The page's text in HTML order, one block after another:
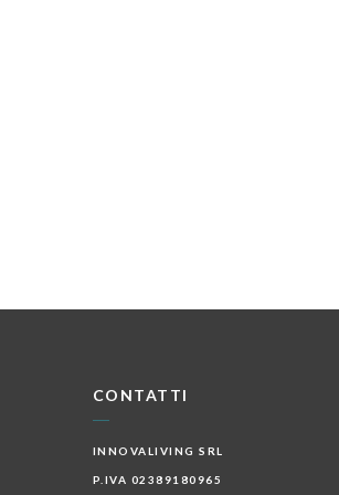
CONTATTI
INNOVALIVING SRL
P.IVA 02389180965